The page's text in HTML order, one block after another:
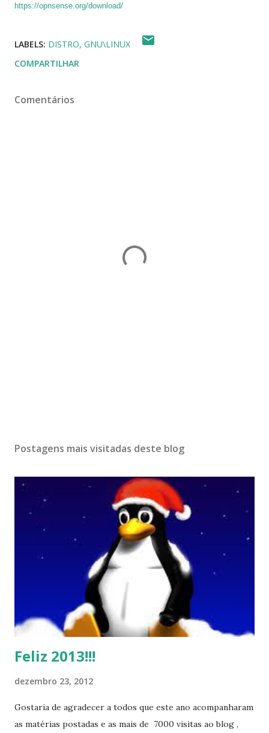
https://opnsense.org/download/
LABELS: DISTRO GNU\LINUX
COMPARTILHAR
Comentários
Postagens mais visitadas deste blog
Feliz 2013!!!
dezembro 23, 2012
Gostaria de agradecer a todos que este ano acompanharam
as matérias postadas e as mais de 7000 visitas ao blog ,